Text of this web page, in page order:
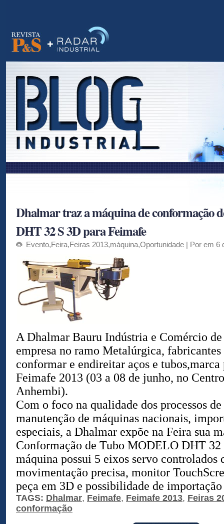
Dhalmar traz a máquina de conformação
DHT 32 S 3D para Feimafe
Evento,Feira,Feiras 2013,máquina,Oportunidade | Por em 6
A Dhalmar Bauru Indústria e Comércio
empresa no ramo Metalúrgica, fabricantes
conformar e endireitar aços e tubos,marca
Feimafe 2013 (03 a 08 de junho, no
Anhembi).
Com o foco na qualidade dos processos
manutenção de máquinas nacionais,
especiais, a Dhalmar expõe na Feira sua
Conformação de Tubo MODELO DHT 32
máquina possui 5 eixos servo controlados
movimentação precisa, monitor
peça em 3D e possibilidade de
TAGS: Dhalmar, Feimafe, Feimafe 2013, Feiras
conformação